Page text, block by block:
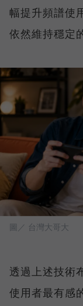
幅提升頻譜使
依然維持穩定
圖／ 台灣大哥大
透過上述技術
使用者最有感